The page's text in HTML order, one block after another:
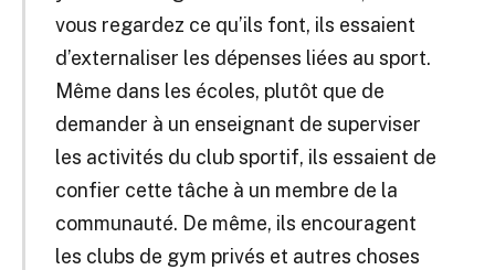
vous regardez ce qu’ils font, ils essaient
d’externaliser les dépenses liées au sport.
Même dans les écoles, plutôt que de
demander à un enseignant de superviser
les activités du club sportif, ils essaient de
confier cette tâche à un membre de la
communauté. De même, ils encouragent
les clubs de gym privés et autres choses